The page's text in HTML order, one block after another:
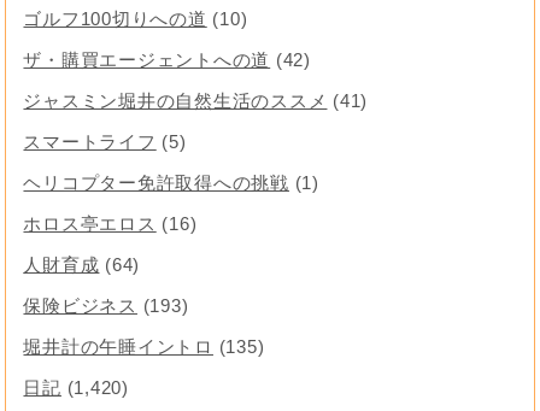
ゴルフ100切りへの道 (10)
ザ・購買エージェントへの道 (42)
ジャスミン堀井の自然生活のススメ (41)
スマートライフ (5)
ヘリコプター免許取得への挑戦 (1)
ホロス亭エロス (16)
人財育成 (64)
保険ビジネス (193)
堀井計の午睡イントロ (135)
日記 (1,420)